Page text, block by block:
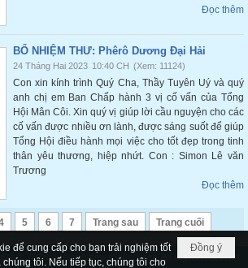
Đọc thêm
BỔ NHIỆM THƯ: Phêrô Dương Đại Hải
24 Tháng Hai 2023 10:40 CH (Xem: 11124)
Con xin kính trình Quý Cha, Thầy Tuyên Uý và quý
anh chị em Ban Chấp hành 3 vị cố vấn của Tổng
Hội Mân Côi. Xin quý vị giúp lời cầu nguyện cho các
cố vấn được nhiều ơn lành, được sáng suốt để giúp
Tổng Hội điều hành mọi việc cho tốt đẹp trong tinh
thân yêu thương, hiệp nhứt. Con : Simon Lê văn
Trương
Đọc thêm
5 6 7 Trang sau Trang cuối
© 2026ducmefatimamancoi.orgAll rights reserved
Đồng ý
để cung cấp cho bạn trải nghiệm tốt
tôi. Nếu tiếp tục, chúng tôi cho